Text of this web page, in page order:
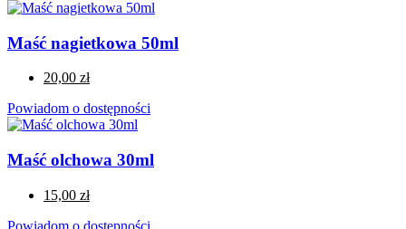
Maść nagietkowa 50ml
20,00 zł
Powiadom o dostępności
Maść olchowa 30ml
15,00 zł
Powiadom o dostępności